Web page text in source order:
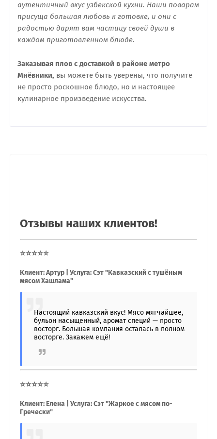
аутентичный вкус узбекской кухни. Наши поварам
присуща большая любовь к готовке, и они с
радостью дарят вам частицу своей души в
каждом приготовленном блюде.
Заказывая плов с доставкой в районе метро
Мнёвники, вы можете быть уверены, что получите
не просто роскошное блюдо, но и настоящее
кулинарное произведение искусства.
Отзывы наших клиентов!
⭐⭐⭐⭐⭐
Клиент: Артур | Услуга: Сэт "Кавказский с тушёным
мясом Хашлама"
Настоящий кавказский вкус! Мясо мягчайшее,
бульон насыщенный, аромат специй — просто
восторг. Большая компания осталась в полном
восторге. Закажем ещё!
⭐⭐⭐⭐⭐
Клиент: Елена | Услуга: Сэт "Жаркое с мясом по-
Гречески"